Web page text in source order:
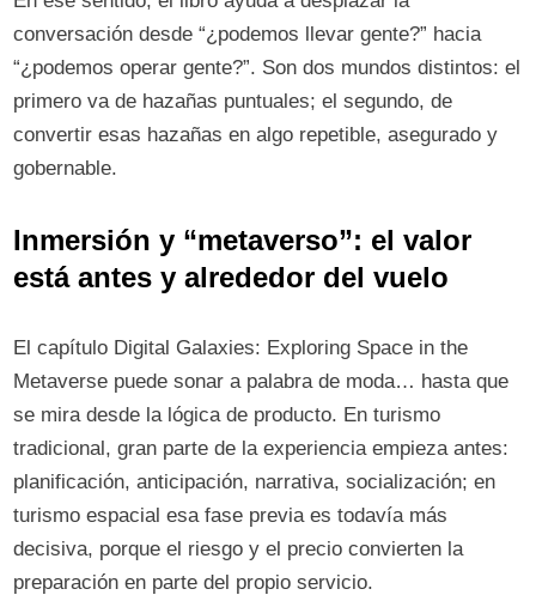
conversación desde “¿podemos llevar gente?” hacia
“¿podemos operar gente?”. Son dos mundos distintos: el
primero va de hazañas puntuales; el segundo, de
convertir esas hazañas en algo repetible, asegurado y
gobernable.
Inmersión y “metaverso”: el valor
está antes y alrededor del vuelo
El capítulo Digital Galaxies: Exploring Space in the
Metaverse puede sonar a palabra de moda… hasta que
se mira desde la lógica de producto. En turismo
tradicional, gran parte de la experiencia empieza antes:
planificación, anticipación, narrativa, socialización; en
turismo espacial esa fase previa es todavía más
decisiva, porque el riesgo y el precio convierten la
preparación en parte del propio servicio.